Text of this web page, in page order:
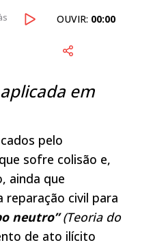
OUVIR: 00:00
em
pelo
sofre colisão e,
ainda que
reparação civil para
neutro”(Teoria do
de ato ilícito